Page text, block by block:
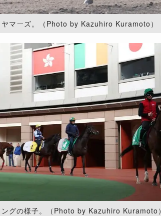
ヤマーズ。（Photo by Kazuhiro Kuramoto）
ングの様子。（Photo by Kazuhiro Kuramoto）